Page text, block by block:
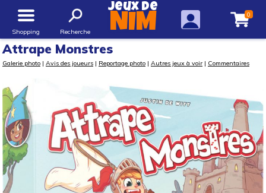
Shopping Recherche
Jeux de
NIM 0
Attrape Monstres
Galerie photo | Avis des joueurs | Reportage photo | Autres jeux à voir | Commentaires